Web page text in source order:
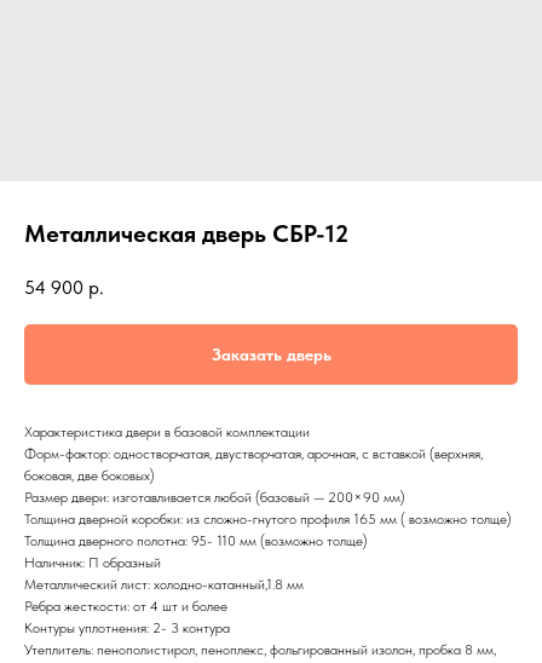
Металлическая дверь СБР-12
54 900 р.
Заказать дверь
Характеристика двери в базовой комплектации
Форм-фактор: одностворчатая, двустворчатая, арочная, с вставкой (верхняя,
боковая, две боковых)
Размер двери: изготавливается любой (базовый — 200×90 мм)
Толщина дверной коробки: из сложно-гнутого профиля 165 мм ( возможно толще)
Толщина дверного полотна: 95- 110 мм (возможно толще)
Наличник: П образный
Металлический лист: холодно-катанный,1.8 мм
Ребра жесткости: от 4 шт и более
Контуры уплотнения: 2- 3 контура
Утеплитель: пенополистирол, пеноплекс, фольгированный изолон, пробка 8 мм,